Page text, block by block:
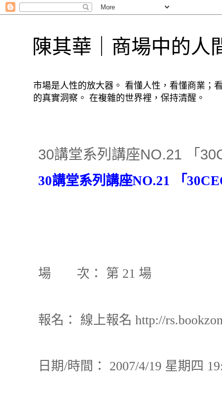
陳其華｜商場中的人
市場是人性的放大器。 看懂人性，看懂商業；
的真實洞察。 在複雜的世界裡，保持清醒。
30講堂系列講座NO.21 「
30講堂系列講座NO.21 「
場 次： 第 21 場
報名： 線上報名 http://
日期/時間： 2007/4/19 星期四